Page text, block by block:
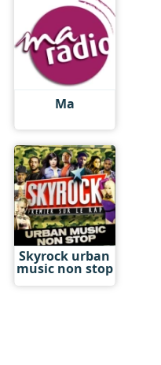
Ma
Skyrock urban
music non stop